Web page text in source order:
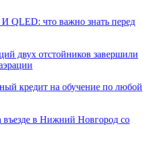
QLED: что важно знать перед
двух отстойников завершили
кредит на обучение по любой
в Нижний Новгород со